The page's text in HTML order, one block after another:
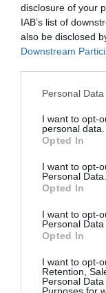
disclosure of your
IAB’s list of
also be disclosed
Downstream
Personal
I want to opt-
personal data.
Opted In
I want to opt-
Personal Data.
Opted In
I want to opt-
Personal Data
Opted In
I want to opt-
Retention,
Personal
CaixaBank a
Añadir
de
Mantente
actualidad